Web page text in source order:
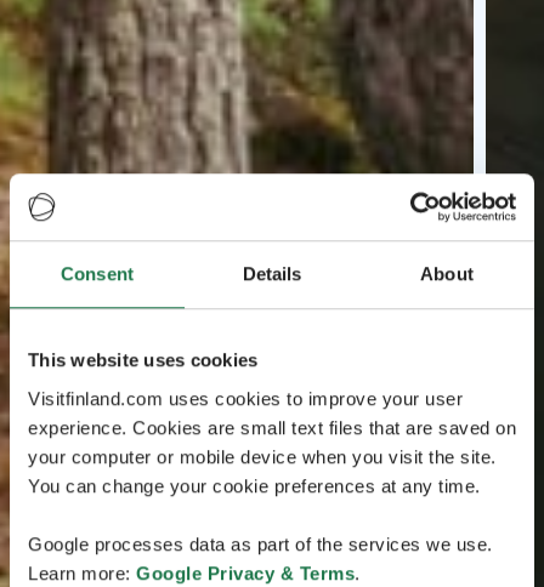
Consent Details About
This website uses cookies
Visitfinland.com uses cookies to improve your user
experience. Cookies are small text files that are saved on
your computer or mobile device when you visit the site.
You can change your cookie preferences at any time.
Google processes data as part of the services we use.
Learn more: Google Privacy & Terms.